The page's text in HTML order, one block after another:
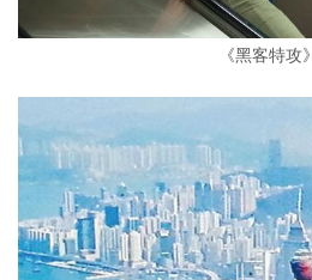
《黑客特攻》